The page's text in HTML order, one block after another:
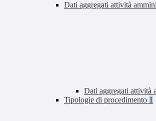
Dati aggregati attività
Dati aggregati attività
Tipologie di procedimento 1